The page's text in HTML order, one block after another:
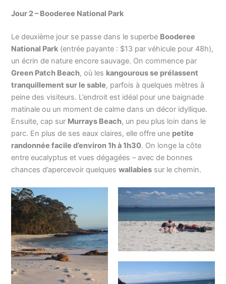
Jour 2 – Booderee National Park
Le deuxième jour se passe dans le superbe Booderee
National Park (entrée payante : $13 par véhicule pour 48h),
un écrin de nature encore sauvage. On commence par
Green Patch Beach, où les kangourous se prélassent
tranquillement sur le sable, parfois à quelques mètres à
peine des visiteurs. L’endroit est idéal pour une baignade
matinale ou un moment de calme dans un décor idyllique.
Ensuite, cap sur Murrays Beach, un peu plus loin dans le
parc. En plus de ses eaux claires, elle offre une petite
randonnée facile d’environ 1h à 1h30. On longe la côte
entre eucalyptus et vues dégagées – avec de bonnes
chances d’apercevoir quelqueswallabies sur le chemin.